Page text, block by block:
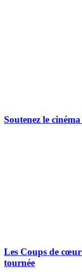
Soutenez le
Les Coups de
tournée